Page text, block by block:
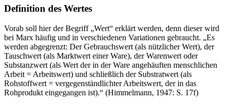
Definition des Wertes
Vorab soll hier der Begriff „Wert“ erklärt werden, denn dieser wird
bei Marx häufig und in verschiedenen Variationen gebraucht. „Es
werden abgegrenzt: Der Gebrauchswert (als nützlicher Wert), der
Tauschwert (als Marktwert einer Ware), der Warenwert oder
Substanzwert (als Wert der in der Ware angehäuften menschlichen
Arbeit = Arbeitswert) und schließlich der Substratwert (als
Rohstoffwert = vergegenständlichter Arbeitswert, der in das
Rohprodukt eingegangen ist).“ (Himmelmann, 1947: S. 17f)